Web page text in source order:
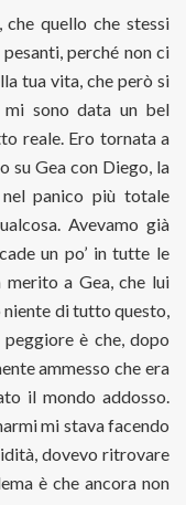
che quello che stessi
perché non ci
tua vita, che però si
sono data un bel
reale. Ero tornata a
su Gea con Diego, la
panico più totale
Avevamo già
un po’ in tutte le
a Gea, che lui
niente di tutto questo,
è che, dopo
ammesso che era
il mondo addosso.
mi stava facendo
dovevo ritrovare
è che ancora non